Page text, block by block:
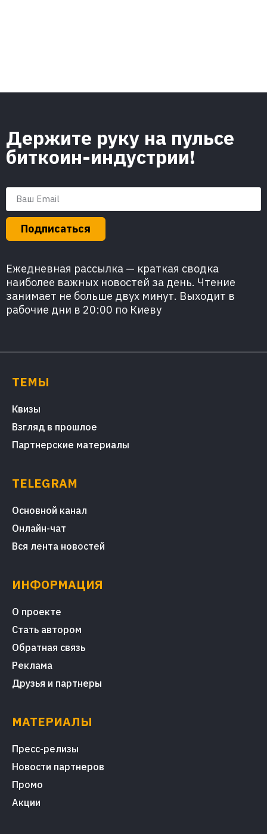
Держите руку на пульсе
биткоин-индустрии!
Подписаться
Ежедневная рассылка — краткая сводка
наиболее важных новостей за день. Чтение
занимает не больше двух минут. Выходит в
рабочие дни в 20:00 по Киеву
ТЕМЫ
Квизы
Взгляд в прошлое
Партнерские материалы
TELEGRAM
Основной канал
Онлайн-чат
Вся лента новостей
ИНФОРМАЦИЯ
О проекте
Стать автором
Обратная связь
Реклама
Друзья и партнеры
МАТЕРИАЛЫ
Пресс-релизы
Новости партнеров
Промо
Акции